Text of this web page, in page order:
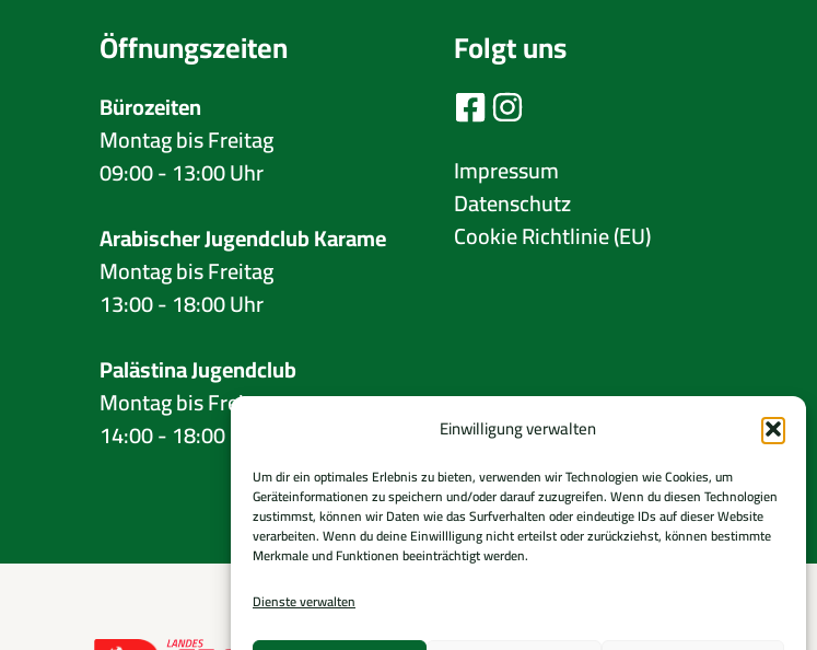
Einwilligung verwalten
Um dir ein optimales Erlebnis zu bieten, verwenden wir Technologien wie Cookies, um
Geräteinformationen zu speichern und/oder darauf zuzugreifen. Wenn du diesen Technologien
zustimmst, können wir Daten wie das Surfverhalten oder eindeutige IDs auf dieser Website
verarbeiten. Wenn du deine Einwillligung nicht erteilst oder zurückziehst, können bestimmte
Merkmale und Funktionen beeinträchtigt werden.
Dienste verwalten
Öffnungszeiten
Bürozeiten
Montag bis Freitag
09:00 - 13:00 Uhr
Arabischer Jugendclub Karame
Montag bis Freitag
13:00 - 18:00 Uhr
Palästina Jugendclub
Montag bis Freitag
14:00 - 18:00 Uhr
Folgt uns
Impressum
Datenschutz
Cookie Richtlinie (EU)